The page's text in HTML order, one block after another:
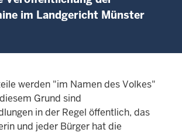
im Landgericht Münster
werden "im Namen des Volkes"
Grund sind
in der Regel öffentlich, das
und jeder Bürger hat die